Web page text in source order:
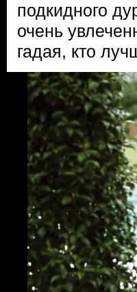
подкидного
очень
гадая, кто